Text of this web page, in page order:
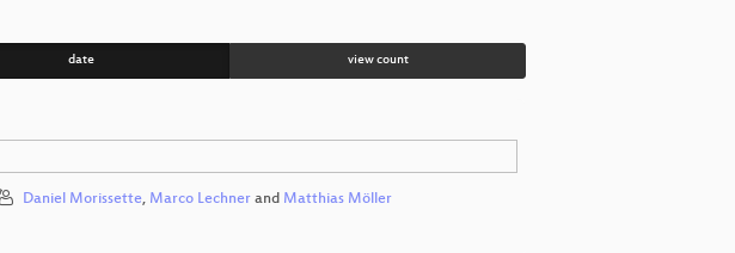
date view count
Daniel Morissette, Marco Lechnerand Matthias Möller